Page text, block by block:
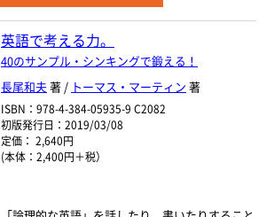
英語で考える力。
40のサンプル・シンキングで鍛える！
長尾和夫 著 / トーマス・マーティン 著
ISBN：978-4-384-05935-9 C2082
初版発行日：2019/03/08
定価： 2,640円
(本体：2,400円＋税）